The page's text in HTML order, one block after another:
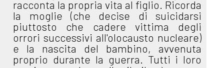
racconta la propria vita al figlio. Ricorda
la moglie (che decise di suicidarsi
piuttosto che cadere vittima degli
orrori successivi all'olocausto nucleare)
e la nascita del bambino, avvenuta
proprio durante la guerra. Tutti i loro